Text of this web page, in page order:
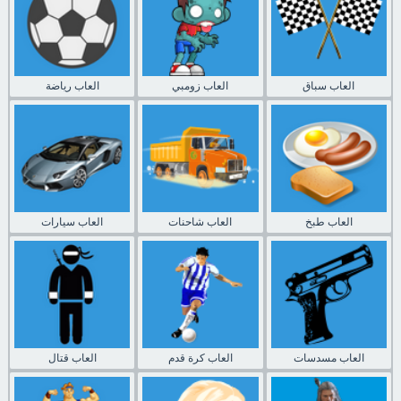
العاب رياضة العاب زومبي العاب سباق
العاب سيارات العاب شاحنات العاب طبخ
العاب قتال العاب كرة قدم العاب مسدسات